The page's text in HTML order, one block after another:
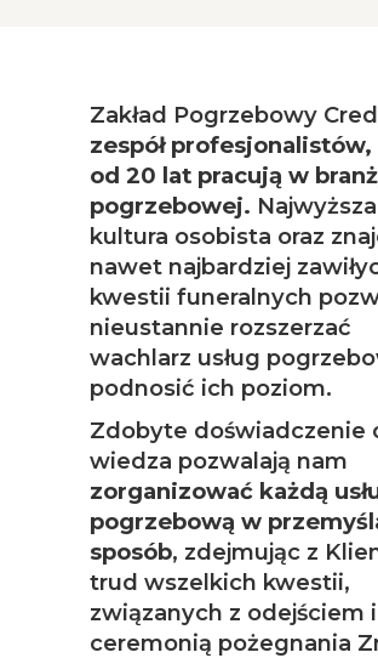
Zakład Pogrzebowy
zespół
od 20 lat pracują w
pogrzebowej. Najwyższa
kultura osobista oraz
nawet najbardziej
kwestii funeralnych
nieustannie rozszerzać
wachlarz usług
podnosić ich poziom.
Zdobyte doświadczenie
wiedza pozwalają nam
zorganizować każdą
pogrzebową w
sposób, zdejmując z
trud wszelkich kwestii,
związanych z odejściem i
ceremonią pożegnania